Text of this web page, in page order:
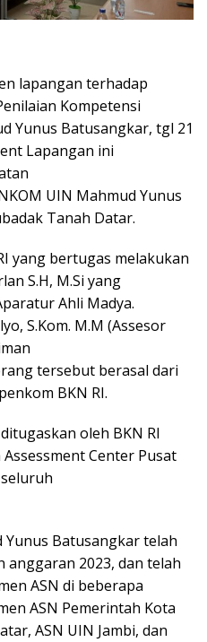
lapangan terhadap
Kompetensi
Yunus Batusangkar, tgl 21
Lapangan ini
UIN Mahmud Yunus
Tanah Datar.
yang bertugas melakukan
S.H, M.Si yang
Ahli Madya.
S.Kom. M.M (Assesor
tersebut berasal dari
BKN RI.
oleh BKN RI
Center Pusat
Yunus Batusangkar telah
2023, dan telah
ASN di beberapa
ASN Pemerintah Kota
ASN UIN Jambi, dan